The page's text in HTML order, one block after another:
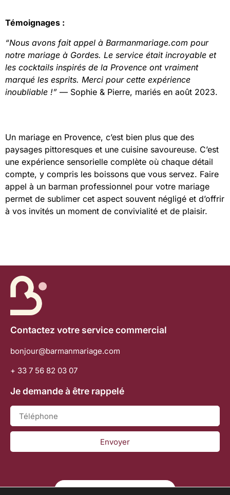
Témoignages :
“Nous avons fait appel à Barmanmariage.com pour
notre mariage à Gordes. Le service était incroyable et
les cocktails inspirés de la Provence ont vraiment
marqué les esprits. Merci pour cette expérience
inoubliable !” — Sophie & Pierre, mariés en août 2023.
Un mariage en Provence, c’est bien plus que des
paysages pittoresques et une cuisine savoureuse. C’est
une expérience sensorielle complète où chaque détail
compte, y compris les boissons que vous servez. Faire
appel à un barman professionnel pour votre mariage
permet de sublimer cet aspect souvent négligé et d’offrir
à vos invités un moment de convivialité et de plaisir.
Contactez votre service commercial
bonjour@barmanmariage.com
+ 33 7 56 82 03 07
Je demande à être rappelé
Envoyer
JE DEMANDE MON DEVIS